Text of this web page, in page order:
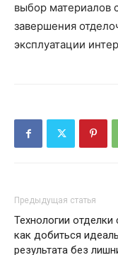
выбор материалов
завершения
эксплуатации
Предыдущая статья
Технологии отделки
как добиться
результата без